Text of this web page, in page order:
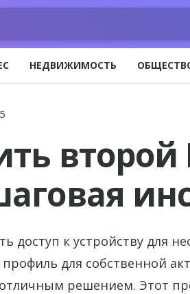
НЕДВИЖИМОСТЬ
второй
доступ к устройству для
для собственной
отличным решением. Этот